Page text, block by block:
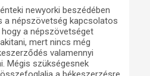
newyorki beszédében
a népszövetség kapcsolatos
a népszövetséget
mert nincs még
valamennyi
Mégis szükségesnek